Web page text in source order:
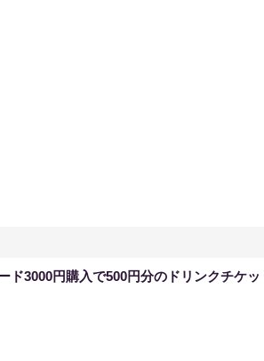
ド3000円購入で500円分のドリンクチケ